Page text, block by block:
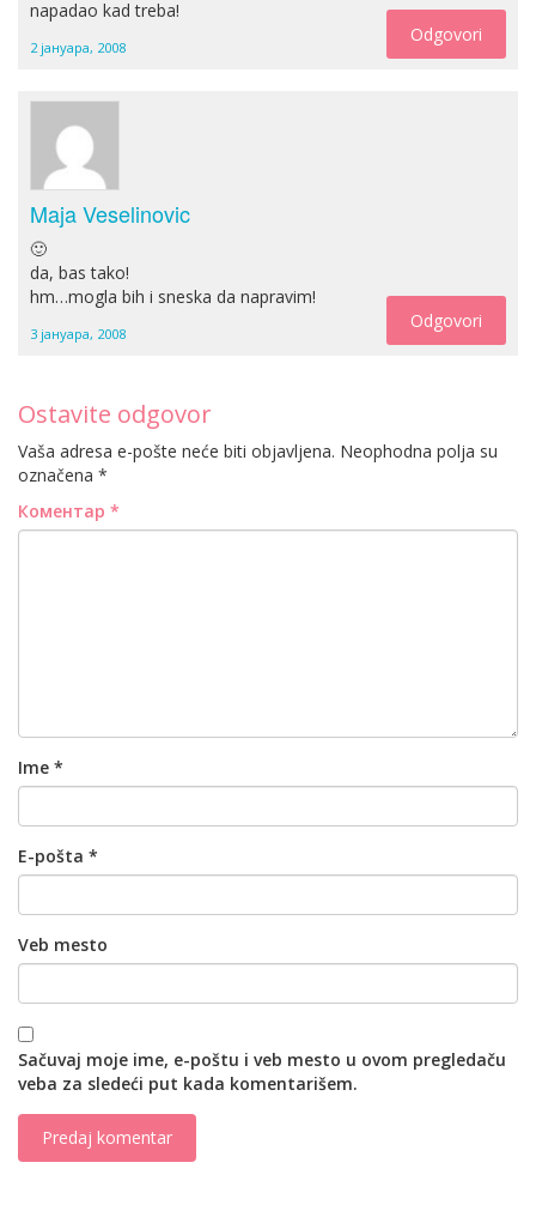
napadao kad treba!
2 јануара, 2008
Odgovori
Maja Veselinovic
🙂
da, bas tako!
hm…mogla bih i sneska da napravim!
3 јануара, 2008
Odgovori
Ostavite odgovor
Vaša adresa e-pošte neće biti objavljena. Neophodna polja su
označena *
Коментар *
Ime *
E-pošta *
Veb mesto
Sačuvaj moje ime, e-poštu i veb mesto u ovom pregledaču
veba za sledeći put kada komentarišem.